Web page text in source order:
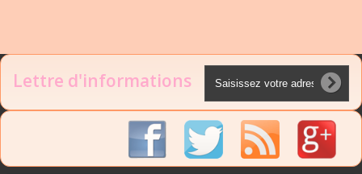
Lettre d'informations